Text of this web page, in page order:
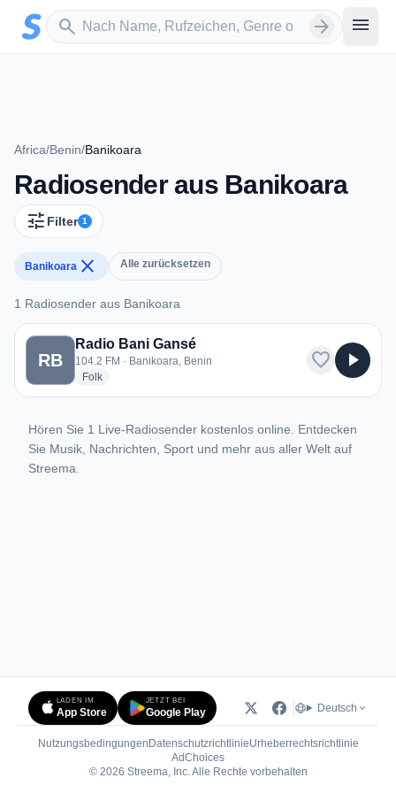
Zum Hauptinhalt springen
search
Sender suchen arrow_forward menu
Africa/Benin/Banikoara
Radiosender aus Banikoara
tune Filter 1
Banikoara close Alle zurücksetzen
1 Radiosender aus Banikoara
1 Radiosender aus Banikoara
RB
Radio Bani Gansé
104.2 FM · Banikoara, Benin
Folkradio stations
favorite play_arrow
Hören Sie 1 Live-Radiosender kostenlos online. Entdecken
Sie Musik, Nachrichten, Sport und mehr aus aller Welt auf
Streema.
LADEN IM
App Store
JETZT BEI
Google Play Deutsch
Nutzungsbedingungen DatenschutzrichtlinieUrheberrechtsrichtlinie
AdChoices(öffnet in neuem Tab)
© 2026 Streema, Inc. Alle Rechte vorbehalten